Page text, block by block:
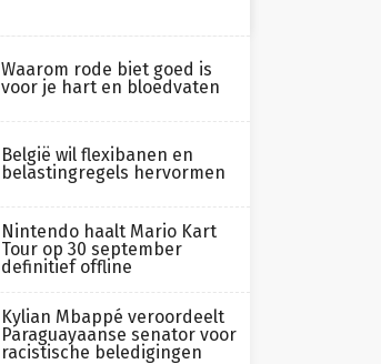
Waarom rode biet goed is
voor je hart en bloedvaten
België wil flexibanen en
belastingregels hervormen
Nintendo haalt Mario Kart
Tour op 30 september
definitief offline
Kylian Mbappé veroordeelt
Paraguayaanse senator voor
racistische beledigingen